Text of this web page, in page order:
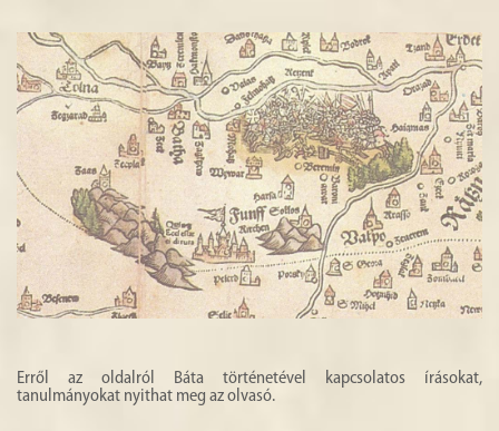
Erről az oldalról Báta történetével kapcsolatos írásokat,
tanulmányokat nyithat meg az olvasó.